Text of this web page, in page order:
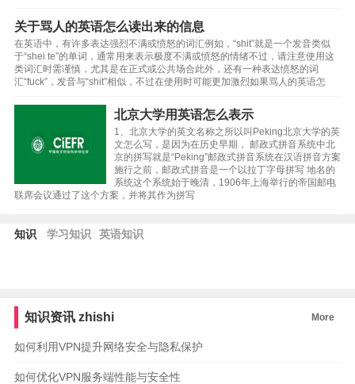
关于骂人的英语怎么读出来的信息
在英语中，有许多表达强烈不满或愤怒的词汇例如，“shit”就是一个发音类似
于“shei te”的单词，通常用来表示极度不满或愤怒的情绪不过，请注意使用这
类词汇时需谨慎，尤其是在正式或公共场合此外，还有一种表达愤怒的词
汇“fuck”，发音与“shit”相似，不过在使用时可能更加激烈如果骂人的英语怎
北京大学用英语怎么表示
1、北京大学的英文名称之所以叫Peking北京大学的英
文怎么写，是因为在历史早期， 邮政式拼音系统中北
京的拼写就是“Peking”邮政式拼音系统在汉语拼音方案
施行之前，邮政式拼音是一个以拉丁字母拼写 地名的
系统这个系统始于晚清，1906年上海举行的帝国邮电
联席会议通过了这个方案，并将其作为拼写
知识 学习知识 英语知识
知识资讯 zhishi More
如何利用VPN提升网络安全与隐私保护
如何优化VPN服务端性能与安全性